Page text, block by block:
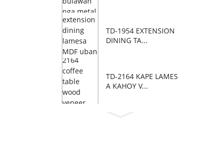
TD-1954 EXTENSION
DINING TA...
TD-2164 KAPE LAMES
A KAHOY V...